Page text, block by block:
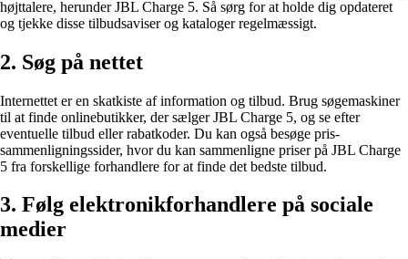
højttalere, herunder JBL Charge 5. Så sørg for at holde dig opdateret
og tjekke disse tilbudsaviser og kataloger regelmæssigt.
2. Søg på nettet
Internettet er en skatkiste af information og tilbud. Brug søgemaskiner
til at finde onlinebutikker, der sælger JBL Charge 5, og se efter
eventuelle tilbud eller rabatkoder. Du kan også besøge pris-
sammenligningssider, hvor du kan sammenligne priser på JBL Charge
5 fra forskellige forhandlere for at finde det bedste tilbud.
3. Følg elektronikforhandlere på sociale
medier